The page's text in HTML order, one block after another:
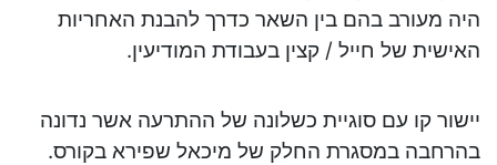
היה מעורב בהם בין השאר כדרך להבנת האחריות
האישית של חייל / קצין בעבודת המודיעין.
יישור קו עם סוגיית כשלונה של ההתרעה אשר נדונה
בהרחבה במסגרת החלק של מיכאל שפירא בקורס.